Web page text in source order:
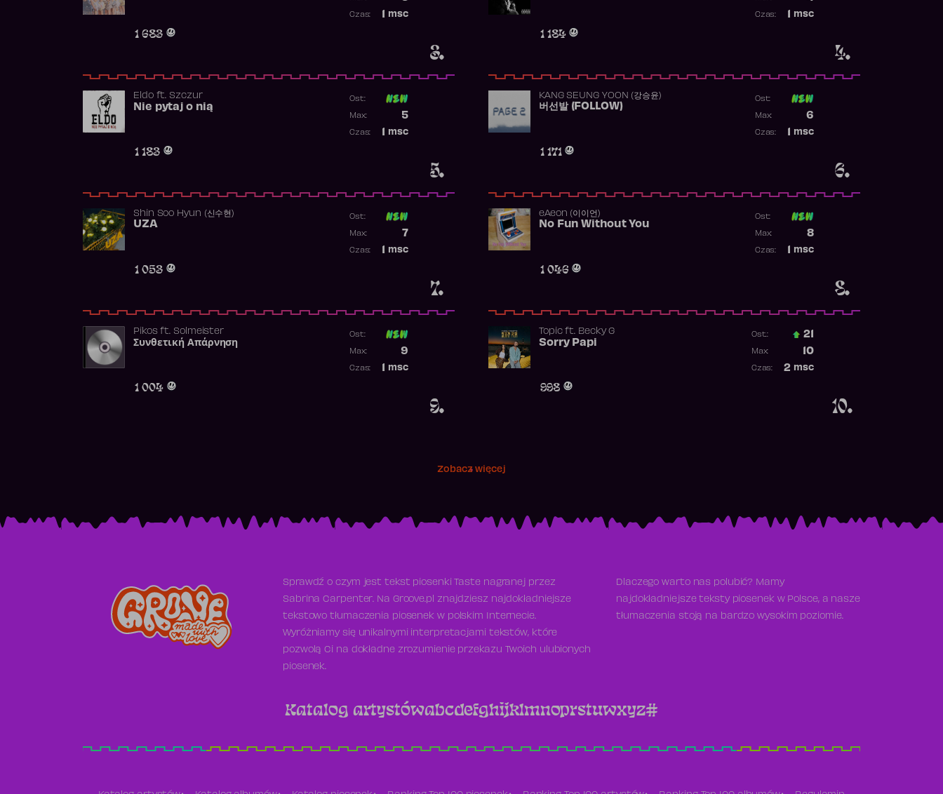
3.
1 683
msc
Czas:
4.
1 184
msc
Czas:
5.
Eldoft. Szczur
Nie pytaj o nią
1 183
Ost:
5
Max:
msc
Czas:
6.
KANG SEUNG YOON (강승윤)
버선발 (FOLLOW)
1 171
Ost:
6
Max:
msc
Czas:
7.
Shin Soo Hyun (신수현)
UZA
1 053
Ost:
7
Max:
msc
Czas:
8.
​eAeon (이이언)
No Fun Without You
1 046
Ost:
8
Max:
msc
Czas:
9.
Pikosft. Solmeister
Συνθετική Απάρνηση
1 004
Ost:
9
Max:
msc
Czas:
10.
Topicft. Becky G
Sorry Papi
998
Ost.: 21
10
Max:
2 msc
Czas:
Zobacz więcej
Sprawdź o czym jest tekst piosenki Taste nagranej przez
Sabrina Carpenter. Na Groove.pl znajdziesz najdokładniejsze
tekstowo tłumaczenia piosenek w polskim Internecie.
Wyróżniamy się unikalnymi interpretacjami tekstów, które
pozwolą Ci na dokładne zrozumienie przekazu Twoich ulubionych
piosenek.
Dlaczego warto nas polubić? Mamy
najdokładniejsze teksty piosenek w Polsce, a nasze
tłumaczenia stoją na bardzo wysokim poziomie.
Katalog artystówabcdefghijklmnoprstuwxyz#